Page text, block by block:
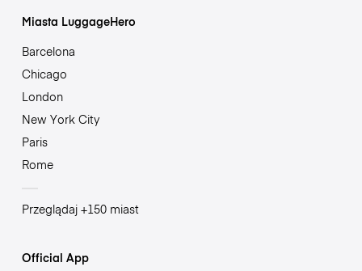
Miasta LuggageHero
Barcelona
Chicago
London
New York City
Paris
Rome
Przeglądaj +150 miast
Official App